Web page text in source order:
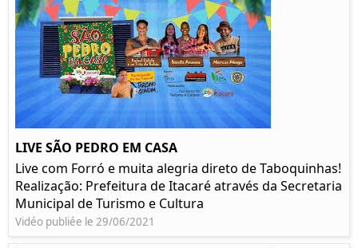
LIVE SÃO PEDRO EM CASA
Live com Forró e muita alegria direto de Taboquinhas!
Realização: Prefeitura de Itacaré através da Secretaria
Municipal de Turismo e Cultura
Vidéo publiée le 29/06/2021